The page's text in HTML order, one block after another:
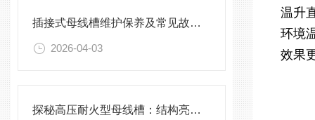
插接式母线槽维护保养及常见故障处理指南
2026-04-03
探秘高压耐火型母线槽：结构亮点与实用效能
温升
环境
效果